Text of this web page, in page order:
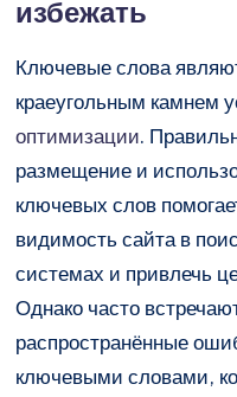
избежать
Ключевые слова
краеугольным камнем
оптимизации.
размещение и
ключевых слов
видимость сайта в
системах и привлечь
Однако часто
распространённые
ключевыми словами,